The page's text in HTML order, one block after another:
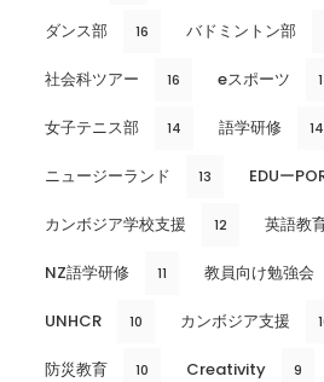
ダンス部 16 バドミントン部
社会科ツアー 16 eスポーツ
女子テニス部 14 語学研修 14
ニュージーランド 13 EDUー
カンボジア学校支援 12 英語教
NZ語学研修 11 教員向け勉強会
UNHCR 10 カンボジア支援
防災教育 10 Creativity 9